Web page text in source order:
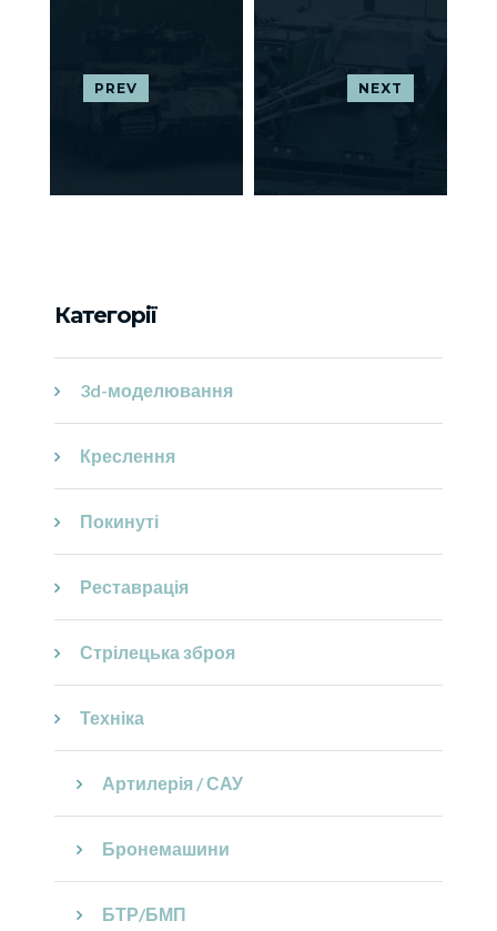
PREV NEXT
Категорії
3d-моделювання
Креслення
Покинуті
Реставрація
Стрілецька зброя
Техніка
Артилерія / САУ
Бронемашини
БТР/БМП